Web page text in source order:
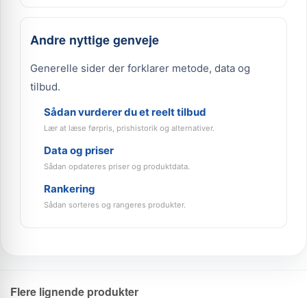
Andre nyttige genveje
Generelle sider der forklarer metode, data og
tilbud.
Sådan vurderer du et reelt tilbud
Lær at læse førpris, prishistorik og alternativer.
Data og priser
Sådan opdateres priser og produktdata.
Rankering
Sådan sorteres og rangeres produkter.
Flere lignende produkter